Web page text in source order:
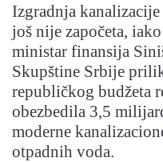
Izgradnja
još nije započeta,
ministar finansija
Skupštine Srbije
republičkog budžeta
obezbedila 3,5
moderne
otpadnih voda.